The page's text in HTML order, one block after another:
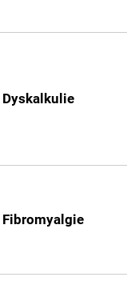
Dyskalkulie
Fibromyalgie